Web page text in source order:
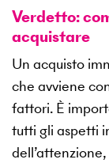
Verdetto:
acquistare
Un acquisto
che avviene
fattori. È
tutti gli aspetti